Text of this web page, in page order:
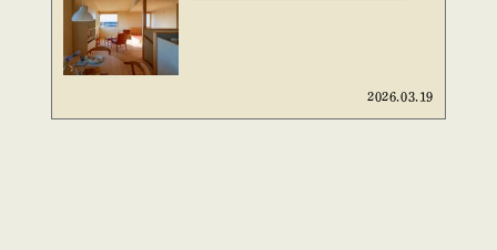
2026.03.19